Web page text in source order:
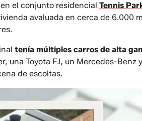
el conjunto residencial Tennis
avaluada en cerca de 6.000
tenía múltiples carros de alta
una Toyota FJ, un Mercedes-Benz
de escoltas.